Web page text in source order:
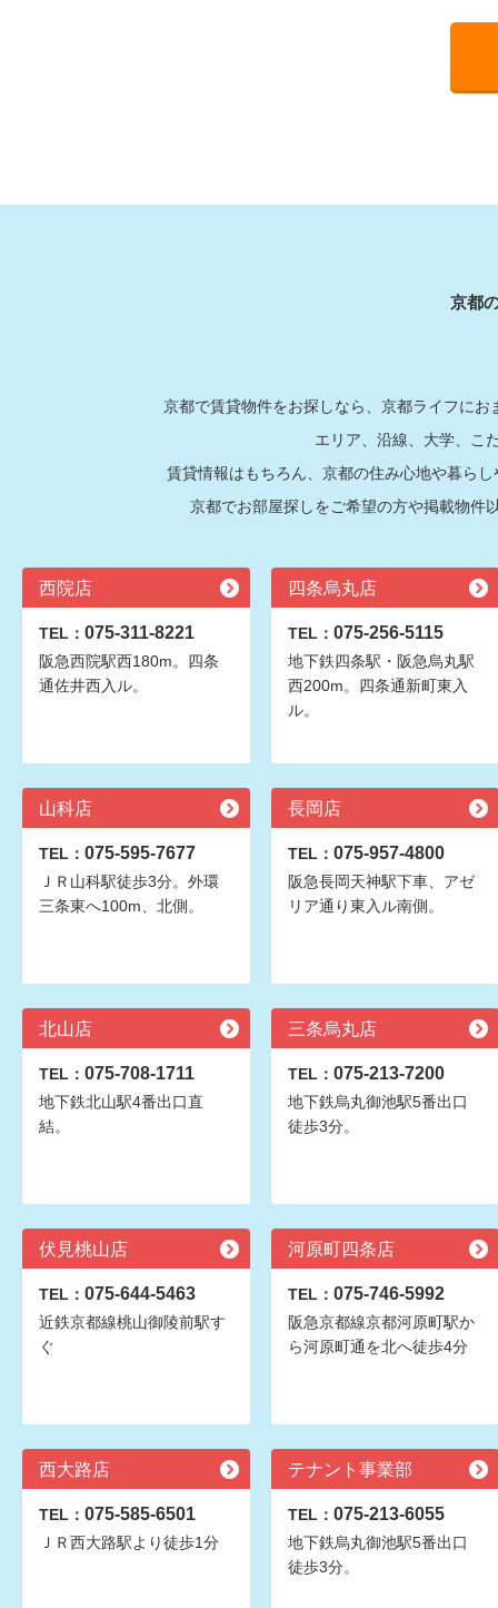
京都
京都で賃貸物件をお探しなら、京都ライフに
エリア、沿線、大学、こ
賃貸情報はもちろん、京都の住み心地や暮ら
京都でお部屋探しをご希望の方や掲載物件
西院店
TEL： 075-311-8221
阪急西院駅西180m。四条
通佐井西入ル。
四条烏丸店
TEL： 075-256-5115
地下鉄四条駅・阪急烏丸駅
西200m。四条通新町東入
ル。
山科店
TEL： 075-595-7677
ＪＲ山科駅徒歩3分。外環
三条東へ100m、北側。
長岡店
TEL： 075-957-4800
阪急長岡天神駅下車、アゼ
リア通り東入ル南側。
北山店
TEL： 075-708-1711
地下鉄北山駅4番出口直
結。
三条烏丸店
TEL： 075-213-7200
地下鉄烏丸御池駅5番出口
徒歩3分。
伏見桃山店
TEL： 075-644-5463
近鉄京都線桃山御陵前駅す
ぐ
河原町四条店
TEL： 075-746-5992
阪急京都線京都河原町駅か
ら河原町通を北へ徒歩4分
西大路店
TEL： 075-585-6501
ＪＲ西大路駅より徒歩1分
テナント事業部
TEL： 075-213-6055
地下鉄烏丸御池駅5番出口
徒歩3分。